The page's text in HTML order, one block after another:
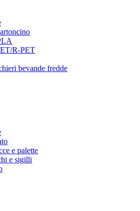
R-PET
bevande fredde
e palette
e sigilli